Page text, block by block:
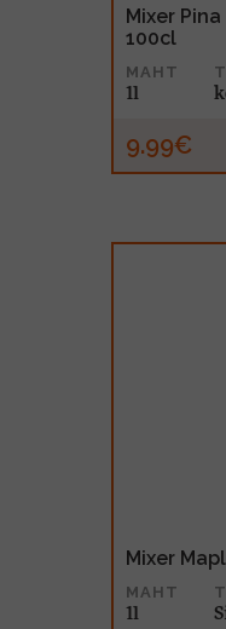
Mixer
100cl
MAHT
1l
9.99€
Mixer
MAHT
1l